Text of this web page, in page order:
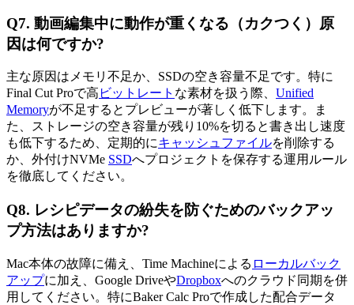
Q7. 動画編集中に動作が重くなる（カクつく）原
因は何ですか?
主な原因はメモリ不足か、SSDの空き容量不足です。特に
Final Cut Proで高 ビットレート な素材を扱う際、 Unified
Memoryが不足するとプレビューが著しく低下します。ま
た、ストレージの空き容量が残り10%を切ると書き出し速度
も低下するため、定期的にキャッシュファイルを削除する
か、外付けNVMe SSDへプロジェクトを保存する運用ルール
を徹底してください。
Q8. レシピデータの紛失を防ぐためのバックアッ
プ方法はありますか?
Mac本体の故障に備え、Time Machineによる ローカルバック
アップに加え、Google DriveやDropboxへのクラウド同期を併
用してください。特にBaker Calc Proで作成した配合データ